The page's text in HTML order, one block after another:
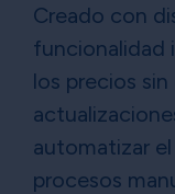
Creado con
funcionalidad
los precios
automatizar
procesos